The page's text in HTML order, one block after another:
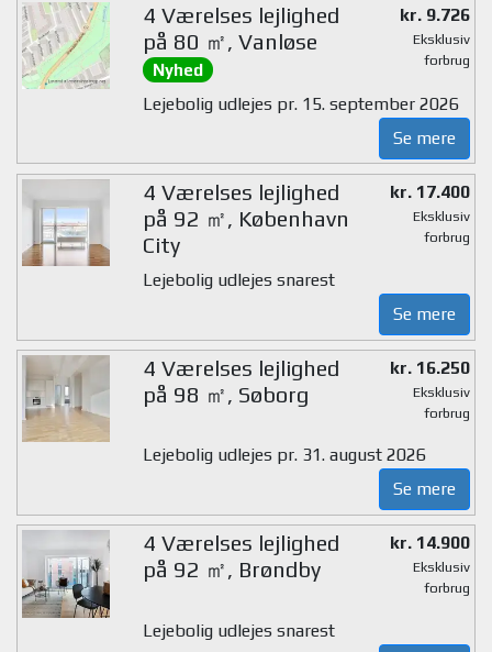
4 Værelses lejlighed
på 80 ㎡, Vanløse
Nyhed
kr. 9.726
Eksklusiv
forbrug
Lejebolig udlejes pr. 15. september 2026
Se mere
4 Værelses lejlighed
på 92 ㎡, København
City
kr. 17.400
Eksklusiv
forbrug
Lejebolig udlejes snarest
Se mere
4 Værelses lejlighed
på 98 ㎡, Søborg
kr. 16.250
Eksklusiv
forbrug
Lejebolig udlejes pr. 31. august 2026
Se mere
4 Værelses lejlighed
på 92 ㎡, Brøndby
kr. 14.900
Eksklusiv
forbrug
Lejebolig udlejes snarest